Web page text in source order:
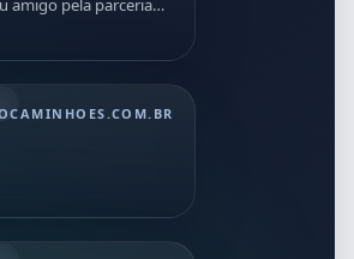
amigo pela parceria